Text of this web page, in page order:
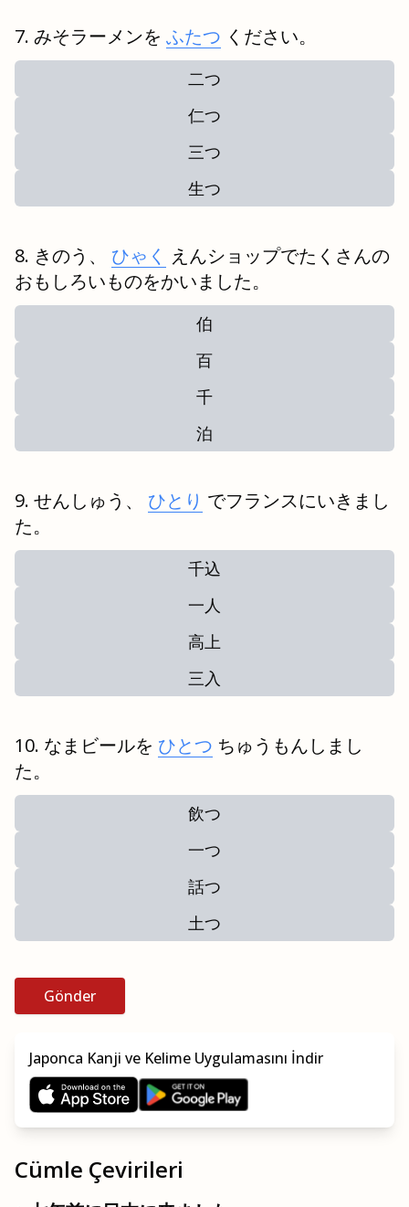
みそラーメンを ふたつ ください。
二つ
仁つ
三つ
生つ
きのう、 ひゃく えんショップでたくさんの
おもしろいものをかいました。
伯
百
千
泊
せんしゅう、 ひとり でフランスにいきまし
た。
千込
一人
高上
三入
なまビールを ひとつ ちゅうもんしまし
た。
飲つ
一つ
話つ
土つ
Gönder
Japonca Kanji ve Kelime Uygulamasını İndir
Cümle Çevirileri